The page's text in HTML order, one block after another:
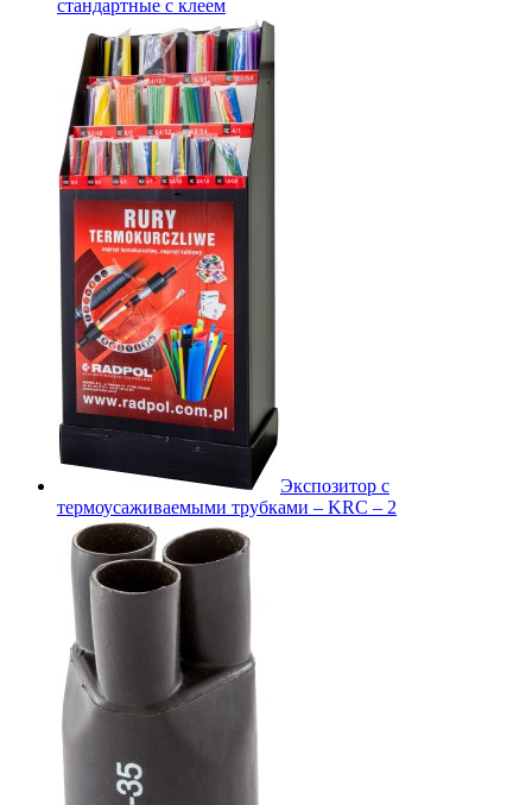
стандартные с клеем
Экспозитор с
термоусаживаемыми трубками – KRC – 2